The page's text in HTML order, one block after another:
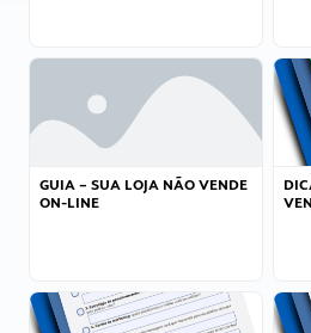
GUIA – SUA LOJA NÃO VENDE
ON-LINE